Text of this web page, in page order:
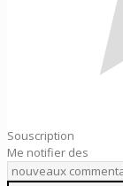
Souscription
Me notifier des